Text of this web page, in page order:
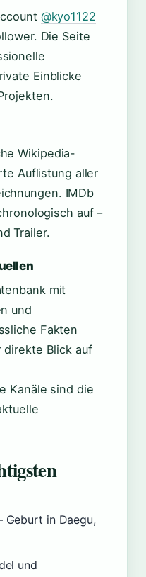
@kyo1122
Die Seite
Einblicke
Wikipedia-
Auflistung aller
IMDb
auf –
Trailer.
mit
und
Fakten
Blick auf
Kanäle sind die
Geburt in Daegu,
und